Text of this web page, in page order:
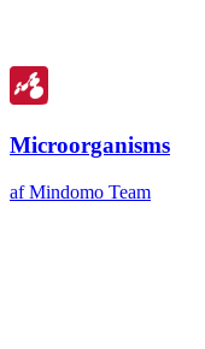
Microorganisms
af Mindomo Team